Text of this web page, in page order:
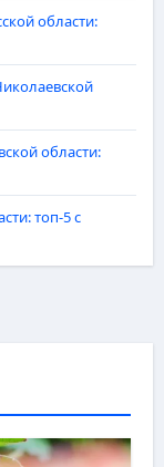
области:
области:
топ-5 с